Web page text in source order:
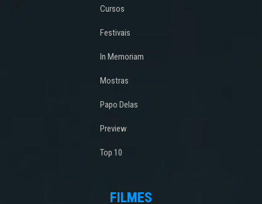
Cursos
Festivais
In Memoriam
Mostras
Papo Delas
Preview
Top 10
FILMES